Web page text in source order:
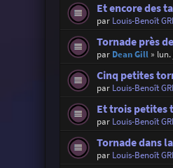
Et encore des
par Louis-Benoît
Tornade près
par Dean Gill» lun.
Cinq petites
par Louis-Benoît
Et trois petites
par Louis-Benoît
Tornade dans
par Louis-Benoît